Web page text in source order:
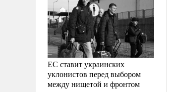
ЕС ставит украинских
уклонистов перед выбором
между нищетой и фронтом